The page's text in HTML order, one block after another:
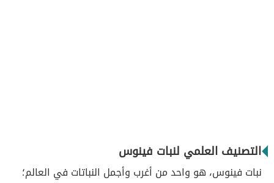
التصنيف العلمي لنبات فينوس
نبات فينوس، هو واحد من أغرب وأجمل النباتات في العالم؛